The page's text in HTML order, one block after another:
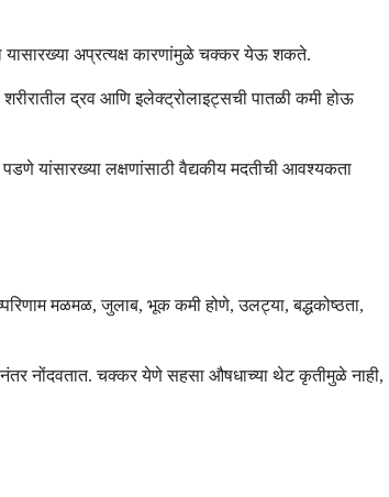
यासारख्या अप्रत्यक्ष कारणांमुळे चक्कर येऊ शकते.
द्रव आणि इलेक्ट्रोलाइट्सची पातळी कमी होऊ
यांसारख्या लक्षणांसाठी वैद्यकीय मदतीची आवश्यकता
मळमळ, जुलाब, भूक कमी होणे, उलट्या, बद्धकोष्ठता,
नोंदवतात. चक्कर येणे सहसा औषधाच्या थेट कृतीमुळे नाही,